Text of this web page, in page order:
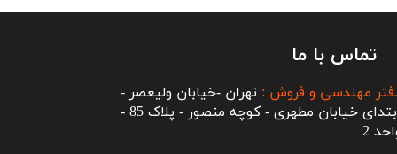
تماس با ما
مهندسی و فروش : تهران -خیابان ولیعصر -
ابتدای خیابان مطهری - کوچه منصور - پلاک 85 -
2